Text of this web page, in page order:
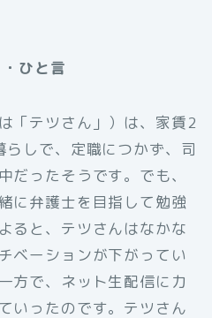
ひと言
「テツさん」）は、家賃2
しで、定職につかず、司
だったそうです。でも、
に弁護士を目指して勉強
ると、テツさんはなかな
ベーションが下がってい
方で、ネット生配信に力
いったのです。テツさん